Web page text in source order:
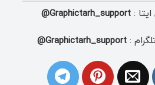
:
Graphictarh_support@
:
Graphictarh_support@